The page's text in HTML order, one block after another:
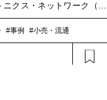
クス・ネットワーク（以
ンターの実現を見据え、
APNを組み合わせた実
距離間でのリアルタイム
よるシステムの早期復旧
#事例 #小売・流通